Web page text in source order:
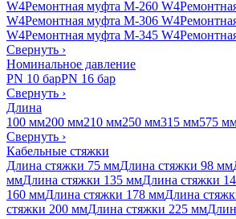
W4Ремонтная муфта M-260 W4
W4Ремонтная муфта M-306 W4
W4Ремонтная муфта M-345 W4
Свернуть ›
Номинальное давление
PN 10 барPN 16 бар
Свернуть ›
Длина
100 мм200 мм210 мм250 мм315 мм575
Свернуть ›
Кабельные стяжки
Длина стяжки 75 ммДлина стяжки 98 мм
ммДлина стяжки 135 ммДлина стяжки
160 ммДлина стяжки 178 ммДлина
стяжки 200 ммДлина стяжки 225 мм